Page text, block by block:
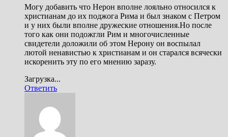
Могу добавить что Нерон вполне лояльно относился к
христианам до их поджога Рима и был знаком с Петром
и у них были вполне дружеские отношения.Но после
того как они подожгли Рим и многочисленные
свидетели доложили об этом Нерону он воспылал
лютой ненавистью к христианам и он старался всячески
искоренить эту по его мнению заразу.
Загрузка...
Ответить